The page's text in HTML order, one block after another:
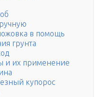
в помощь
грунта
и их применение
купорос